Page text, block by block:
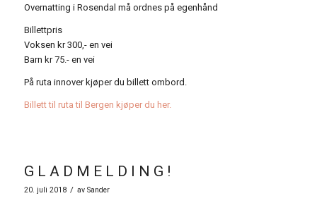
Overnatting i Rosendal må ordnes på egenhånd
Billettpris
Voksen kr 300,- en vei
Barn kr 75.- en vei
På ruta innover kjøper du billett ombord.
Billett til ruta til Bergen kjøper du her.
G L A D M E L D I N G !
20. juli 2018 / av Sander